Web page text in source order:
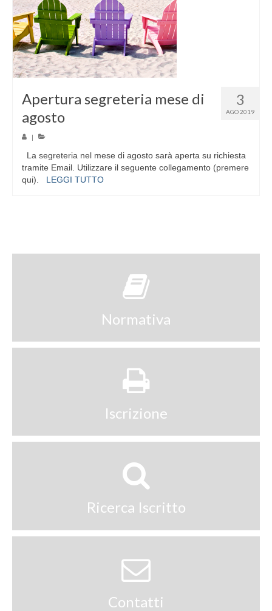
3
AGO 2019
Apertura segreteria mese di
agosto
|
La segreteria nel mese di agosto sarà aperta su richiesta
tramite Email. Utilizzare il seguente collegamento (premere
qui). LEGGI TUTTO
Normativa
Iscrizione
Ricerca Iscritto
Contatti